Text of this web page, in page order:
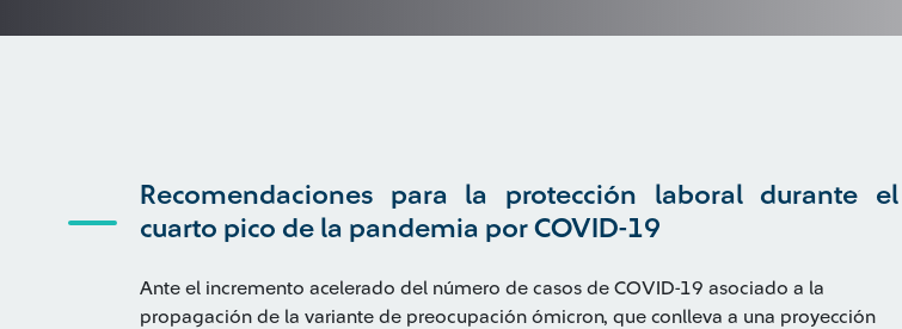
Recomendaciones para la protección laboral durante el
cuarto pico de la pandemia por COVID-19
Ante el incremento acelerado del número de casos de COVID-19 asociado a la
propagación de la variante de preocupación ómicron, que conlleva a una proyección